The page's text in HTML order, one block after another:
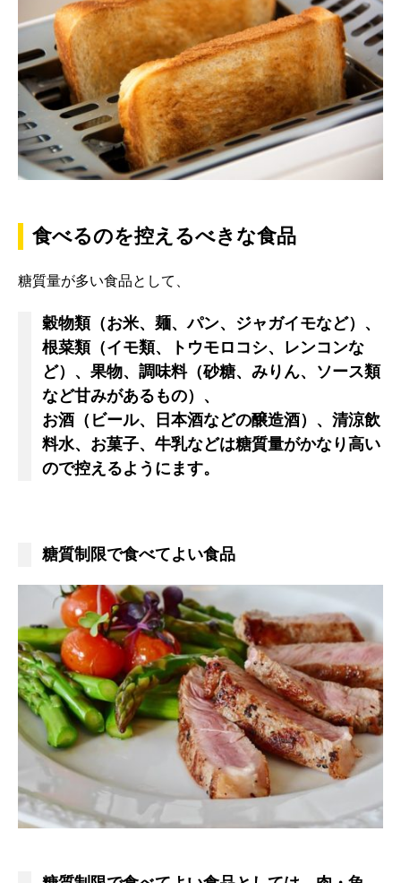
食べるのを控えるべきな食品
糖質量が多い食品として、
穀物類（お米、麺、パン、ジャガイモなど）、
根菜類（イモ類、トウモロコシ、レンコンな
ど）、果物、調味料（砂糖、みりん、ソース類
など甘みがあるもの）、
お酒（ビール、日本酒などの醸造酒）、清涼飲
料水、お菓子、牛乳などは糖質量がかなり高い
ので控えるようにます。
糖質制限で食べてよい食品